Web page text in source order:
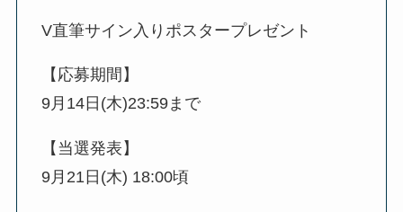
V直筆サイン入りポスタープレゼント
【応募期間】
9月14日(木)23:59まで
【当選発表】
9月21日(木) 18:00頃